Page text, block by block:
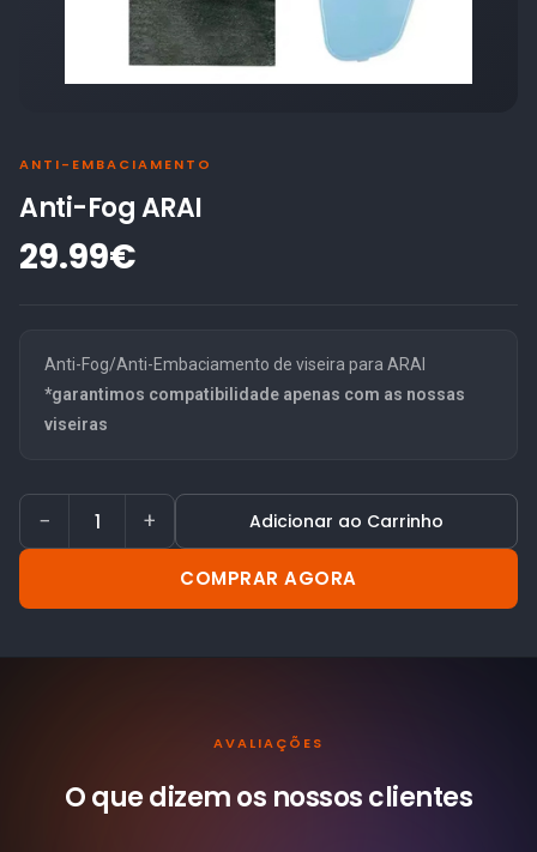
ANTI-EMBACIAMENTO
Anti-Fog ARAI
29.99€
Anti-Fog/Anti-Embaciamento de viseira para ARAI
*garantimos compatibilidade apenas com as nossas
viseiras
− + Adicionar ao Carrinho
COMPRAR AGORA
AVALIAÇÕES
O que dizem os nossosclientes